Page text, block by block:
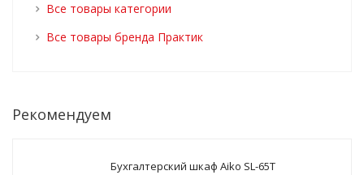
Все товары категории
Все товары бренда Практик
Рекомендуем
Бухгалтерский шкаф Aiko SL-65Т